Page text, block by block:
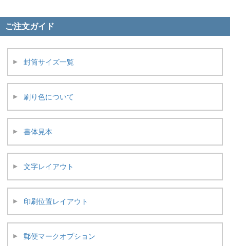
ご注文ガイド
封筒サイズ一覧
刷り色について
書体見本
文字レイアウト
印刷位置レイアウト
郵便マークオプション